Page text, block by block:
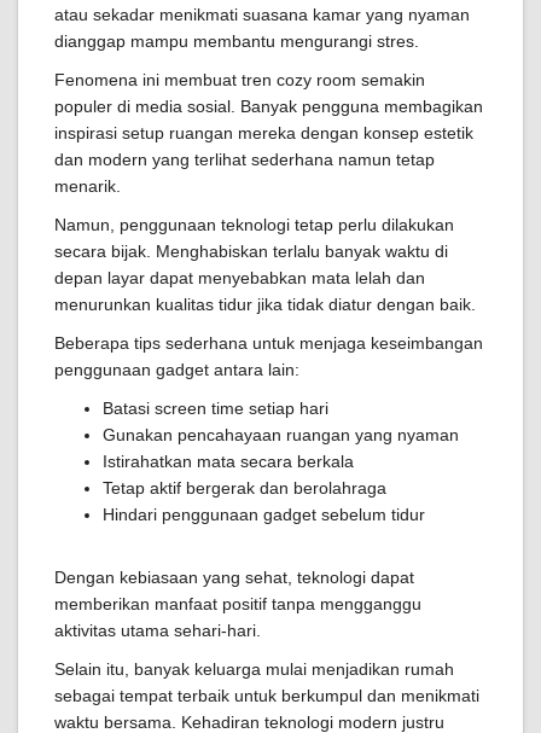
atau sekadar menikmati suasana kamar yang nyaman
dianggap mampu membantu mengurangi stres.
Fenomena ini membuat tren cozy room semakin
populer di media sosial. Banyak pengguna membagikan
inspirasi setup ruangan mereka dengan konsep estetik
dan modern yang terlihat sederhana namun tetap
menarik.
Namun, penggunaan teknologi tetap perlu dilakukan
secara bijak. Menghabiskan terlalu banyak waktu di
depan layar dapat menyebabkan mata lelah dan
menurunkan kualitas tidur jika tidak diatur dengan baik.
Beberapa tips sederhana untuk menjaga keseimbangan
penggunaan gadget antara lain:
Batasi screen time setiap hari
Gunakan pencahayaan ruangan yang nyaman
Istirahatkan mata secara berkala
Tetap aktif bergerak dan berolahraga
Hindari penggunaan gadget sebelum tidur
Dengan kebiasaan yang sehat, teknologi dapat
memberikan manfaat positif tanpa mengganggu
aktivitas utama sehari-hari.
Selain itu, banyak keluarga mulai menjadikan rumah
sebagai tempat terbaik untuk berkumpul dan menikmati
waktu bersama. Kehadiran teknologi modern justru